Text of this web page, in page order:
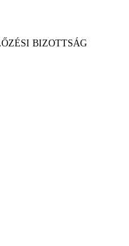
BIZOTTSÁG